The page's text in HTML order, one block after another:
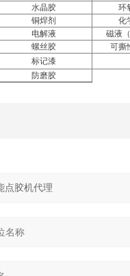
水晶胶
环
铜焊剂
化
电解液
磁液
螺丝胶
可撕
标记漆
防磨胶